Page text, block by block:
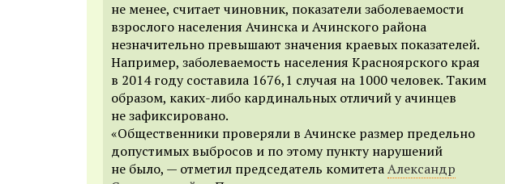
не менее, считает чиновник, показатели заболеваемости
взрослого населения Ачинска и Ачинского района
незначительно превышают значения краевых показателей.
Например, заболеваемость населения Красноярского края
в 2014 году составила 1676,1 случая на 1000 человек. Таким
образом, каких-либо кардинальных отличий у ачинцев
не зафиксировано.
«Общественники проверяли в Ачинске размер предельно
допустимых выбросов и по этому пункту нарушений
не было, — отметил председатель комитетаАлександр